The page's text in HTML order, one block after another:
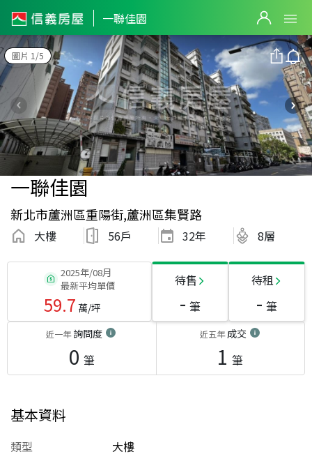
一聯佳園
圖片 1/5
一聯佳園
新北市蘆洲區重陽街,蘆洲區集賢路
大樓 56戶 32年 8層
2025年/08月
最新平均單價
59.7 萬/坪
待售
- 筆
待租
- 筆
近一年詢問度
0 筆
近五年成交
1 筆
基本資料
類型
大樓